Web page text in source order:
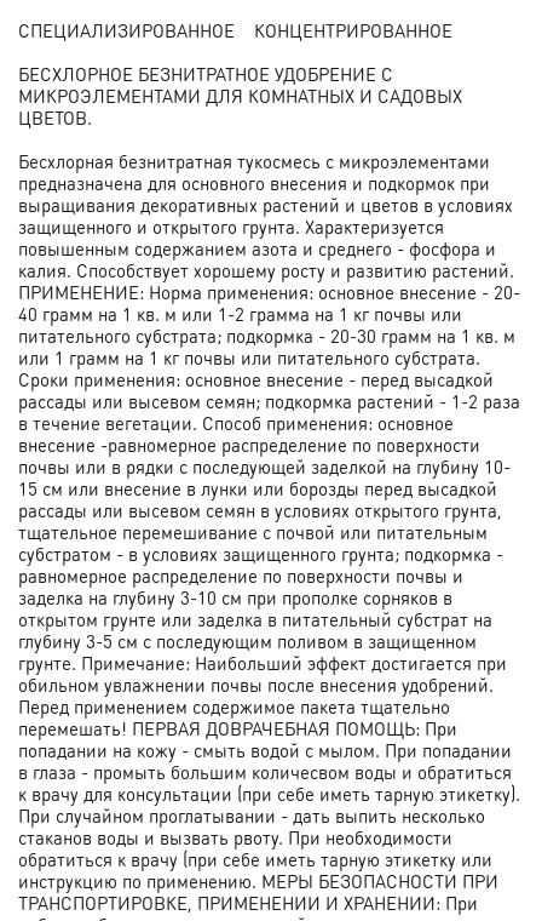
СПЕЦИАЛИЗИРОВАННОЕ КОНЦЕНТРИРОВАННОЕ
БЕСХЛОРНОЕ БЕЗНИТРАТНОЕ УДОБРЕНИЕ С
МИКРОЭЛЕМЕНТАМИ ДЛЯ КОМНАТНЫХ И САДОВЫХ
ЦВЕТОВ.
Бесхлорная безнитратная тукосмесь с микроэлементами
предназначена для основного внесения и подкормок при
выращивания декоративных растений и цветов в условиях
защищенного и открытого грунта. Характеризуется
повышенным содержанием азота и среднего - фосфора и
калия. Способствует хорошему росту и развитию растений.
ПРИМЕНЕНИЕ: Норма применения: основное внесение - 20-
40 грамм на 1 кв. м или 1-2 грамма на 1 кг почвы или
питательного субстрата; подкормка - 20-30 грамм на 1 кв. м
или 1 грамм на 1 кг почвы или питательного субстрата.
Сроки применения: основное внесение - перед высадкой
рассады или высевом семян; подкормка растений - 1-2 раза
в течение вегетации. Способ применения: основное
внесение -равномерное распределение по поверхности
почвы или в рядки с последующей заделкой на глубину 10-
15 см или внесение в лунки или борозды перед высадкой
рассады или высевом семян в условиях открытого грунта,
тщательное перемешивание с почвой или питательным
субстратом - в условиях защищенного грунта; подкормка -
равномерное распределение по поверхности почвы и
заделка на глубину 3-10 см при прополке сорняков в
открытом грунте или заделка в питательный субстрат на
глубину 3-5 см с последующим поливом в защищенном
грунте. Примечание: Наибольший эффект достигается при
обильном увлажнении почвы после внесения удобрений.
Перед применением содержимое пакета тщательно
перемешать! ПЕРВАЯ ДОВРАЧЕБНАЯ ПОМОЩЬ: При
попадании на кожу - смыть водой с мылом. При попадании
в глаза - промыть большим количесвом воды и обратиться
к врачу для консультации (при себе иметь тарную этикетку).
При случайном проглатывании - дать выпить несколько
стаканов воды и вызвать рвоту. При необходимости
обратиться к врачу (при себе иметь тарную этикетку или
инструкцию по применению. МЕРЫ БЕЗОПАСНОСТИ ПРИ
ТРАНСПОРТИРОВКЕ, ПРИМЕНЕНИИ И ХРАНЕНИИ: При